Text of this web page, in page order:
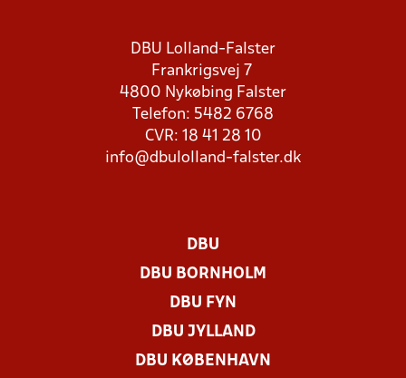
DBU Lolland-Falster
Frankrigsvej 7
4800 Nykøbing Falster
Telefon: 5482 6768
CVR: 18 41 28 10
info@dbulolland-falster.dk
DBU
DBU BORNHOLM
DBU FYN
DBU JYLLAND
DBU KØBENHAVN